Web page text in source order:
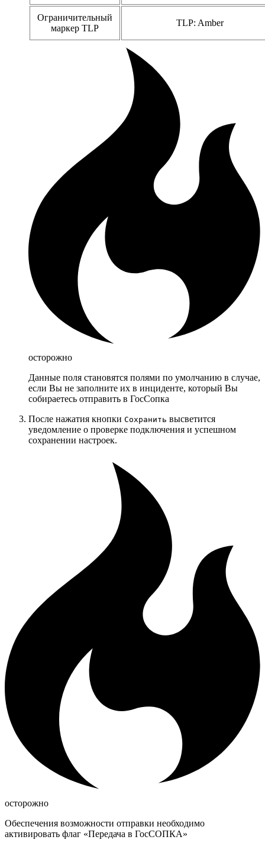
Ограничительный
маркер TLP
TLP: Amber
осторожно
Данные поля становятся полями по умолчанию в случае,
если Вы не заполните их в инциденте, который Вы
собираетесь отправить в ГосСопка
После нажатия кнопки Сохранить высветится
уведомление о проверке подключения и успешном
сохранении настроек.
осторожно
Обеспечения возможности отправки необходимо
активировать флаг «Передача в ГосСОПКА»